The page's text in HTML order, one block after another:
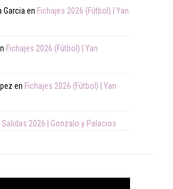
Garcia en Fichajes 2026 (Fútbol) | Yan
Fichajes 2026 (Fútbol) | Yan
en Fichajes 2026 (Fútbol) | Yan
Salidas 2026 | Gonzalo y Palacios